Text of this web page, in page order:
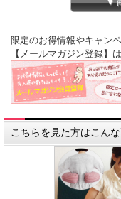
沖縄の生命力あふれる、動植
【商品説明】
●ロンパース80cm(虹色やん
■ 日本製
【サイズ】80cm
【素材】綿100％
※画像の見本と実際の商品の
●紅型ベビースタイ（虹色や
【サイズ】たて約22cm×よこ
▼
限定のお得情報やキャン
【メールマガジン登録】
こちらを見た方はこん